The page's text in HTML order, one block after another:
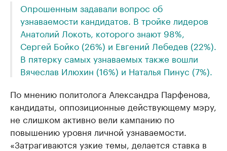
Опрошенным задавали вопрос об
узнаваемости кандидатов. В тройке лидеров
Анатолий Локоть, которого знают 98%,
Сергей Бойко (26%) и Евгений Лебедев (22%).
В пятерку самых узнаваемых также вошли
Вячеслав Илюхин (16%) и Наталья Пинус (7%).
По мнению политолога Александра Парфенова,
кандидаты, оппозиционные действующему мэру,
не слишком активно вели кампанию по
повышению уровня личной узнаваемости.
«Затрагиваются узкие темы, делается ставка в